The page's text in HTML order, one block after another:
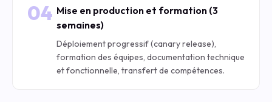
04 Mise en production et formation (3
semaines)
Déploiement progressif (canary release),
formation des équipes, documentation technique
et fonctionnelle, transfert de compétences.